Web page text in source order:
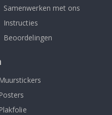
Samenwerken met ons
Instructies
Beoordelingen